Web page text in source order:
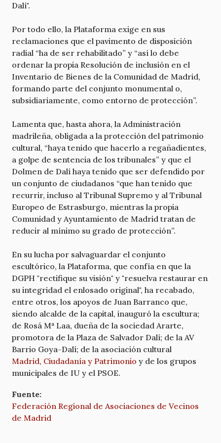
Dalí".
Por todo ello, la Plataforma exige en sus
reclamaciones que el pavimento de disposición
radial “ha de ser rehabilitado” y “así lo debe
ordenar la propia Resolución de inclusión en el
Inventario de Bienes de la Comunidad de Madrid,
formando parte del conjunto monumental o,
subsidiariamente, como entorno de protección”.
Lamenta que, hasta ahora, la Administración
madrileña, obligada a la protección del patrimonio
cultural, “haya tenido que hacerlo a regañadientes,
a golpe de sentencia de los tribunales” y que el
Dolmen de Dalí haya tenido que ser defendido por
un conjunto de ciudadanos “que han tenido que
recurrir, incluso al Tribunal Supremo y al Tribunal
Europeo de Estrasburgo, mientras la propia
Comunidad y Ayuntamiento de Madrid tratan de
reducir al mínimo su grado de protección”.
En su lucha por salvaguardar el conjunto
escultórico, la Plataforma, que confía en que la
DGPH "rectifique su visión" y "resuelva restaurar en
su integridad el enlosado original", ha recabado,
entre otros, los apoyos de Juan Barranco que,
siendo alcalde de la capital, inauguró la escultura;
de Rosá Mª Laa, dueña de la sociedad Ararte,
promotora de la Plaza de Salvador Dalí; de la AV
Barrio Goya-Dalí; de la asociación cultural
Madrid, Ciudadanía y Patrimonio y de los grupos
municipales de IU y el PSOE.
Fuente:
Federación Regional de Asociaciones de Vecinos
de Madrid